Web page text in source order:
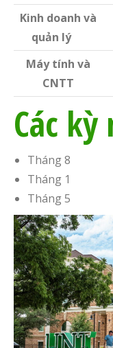
Kinh doanh và
quản lý
Máy tính và
CNTT
Các
Tháng 8
Tháng 1
Tháng 5